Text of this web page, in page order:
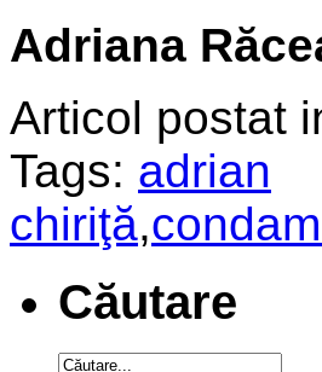
Adriana
Articol postat
Tags: adrian
chiriţă,
Căutare